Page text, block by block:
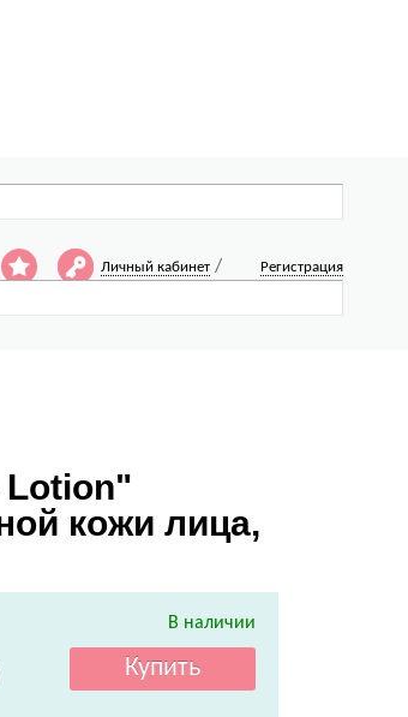
Личный кабинет / Регистрация
Lotion"
кожи лица,
В наличии